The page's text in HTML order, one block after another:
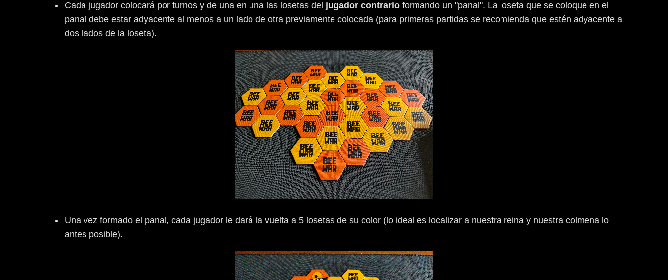
Cada jugador colocará por turnos y de una en una las losetas del jugador contrario formando un "panal". La loseta que se coloque en el
panal debe estar adyacente al menos a un lado de otra previamente colocada (para primeras partidas se recomienda que estén adyacente a
dos lados de la loseta).
Una vez formado el panal, cada jugador le dará la vuelta a 5 losetas de su color (lo ideal es localizar a nuestra reina y nuestra colmena lo
antes posible).